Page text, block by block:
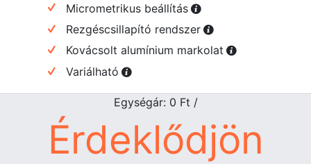
Micrometrikus beállítás
Rezgéscsillapító rendszer
Kovácsolt alumínium markolat
Variálható
Egységár: 0 Ft /
Érdeklődjön